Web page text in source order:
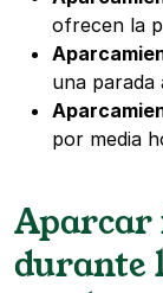
ofrecen la
una
por media
Aparcar
durante